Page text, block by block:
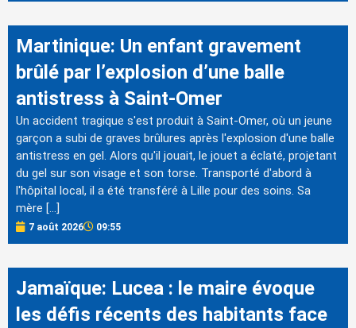
Martinique: Un enfant gravement
brûlé par l’explosion d’une balle
antistress à Saint-Omer
Un accident tragique s'est produit à Saint-Omer, où un jeune
garçon a subi de graves brûlures après l'explosion d'une balle
antistress en gel. Alors qu'il jouait, le jouet a éclaté, projetant
du gel sur son visage et son torse. Transporté d'abord à
l'hôpital local, il a été transféré à Lille pour des soins. Sa
mère […]
7 août 2026 09:55
Jamaïque: Lucea : le maire évoque
les défis récents des habitants face